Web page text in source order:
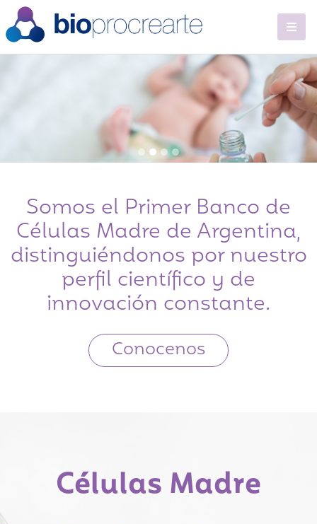
Somos el Primer Banco de
Células Madre de Argentina,
distinguiéndonos por nuestro
perfil científico y de
innovación constante.
Conocenos
Células Madre